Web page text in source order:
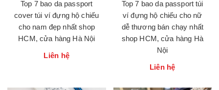
Top 7 bao da passport
cover túi ví đựng hộ chiếu
cho nam đẹp nhất shop
HCM, cửa hàng Hà Nội
Liên hệ
Top 7 bao da passport túi
ví đựng hộ chiếu cho nữ
dễ thương bán chạy nhất
shop HCM, cửa hàng Hà
Nội
Liên hệ